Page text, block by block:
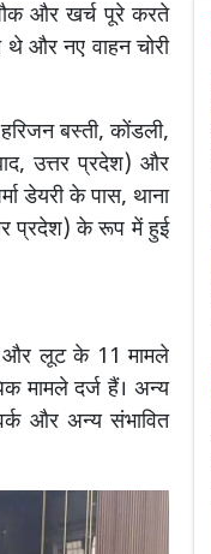
और खर्च पूरे करते
थे और नए वाहन चोरी
बस्ती, कोंडली,
उत्तर प्रदेश) और
डेयरी के पास, थाना
प्रदेश) के रूप में हुई
और लूट के 11 मामले
मामले दर्ज हैं। अन्य
और अन्य संभावित